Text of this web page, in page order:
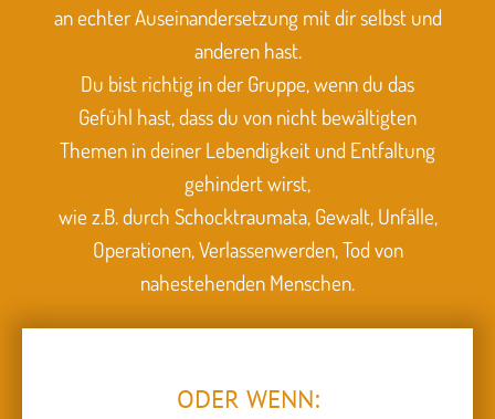
an echter Auseinandersetzung mit dir selbst und
anderen hast.
Du bist richtig in der Gruppe, wenn du das
Gefühl hast, dass du von nicht bewältigten
Themen in deiner Lebendigkeit und Entfaltung
gehindert wirst,
wie z.B. durch Schocktraumata, Gewalt, Unfälle,
Operationen, Verlassenwerden, Tod von
nahestehenden Menschen.
ODER WENN: